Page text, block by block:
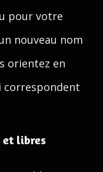
pour votre
nouveau nom
orientez en
correspondent
et libres